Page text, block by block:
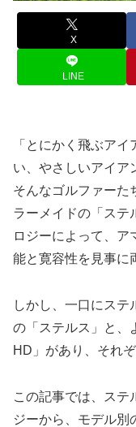
X
LINE
「とにかく飛ぶア
い、やさしいアイア
そんなゴルファーた
ラーメイドの「ステ
ロジーによって、ア
能と寛容性を見事に
しかし、一口にステ
の「ステルス」と、
HD」があり、それ
この記事では、ステ
ジーから、モデル別